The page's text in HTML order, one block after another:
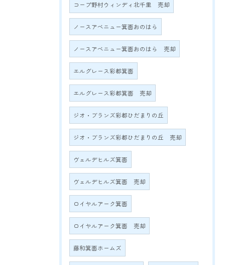
コープ野村ウィンディ北千里 売却
ノースアベニュー箕面おのはら
ノースアベニュー箕面おのはら 売却
エルグレース彩都箕面
エルグレース彩都箕面 売却
ジオ・ブランズ彩都ひだまりの丘
ジオ・ブランズ彩都ひだまりの丘 売却
ヴェルデヒルズ箕面
ヴェルデヒルズ箕面 売却
ロイヤルアーク箕面
ロイヤルアーク箕面 売却
藤和箕面ホームズ